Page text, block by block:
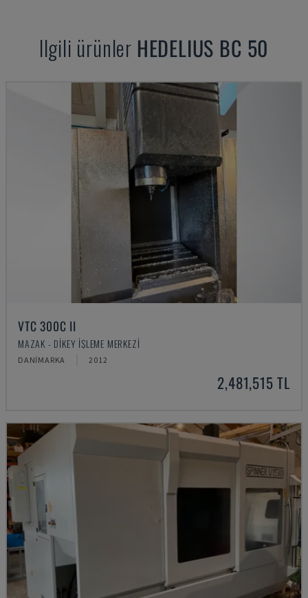
Ilgili ürünler HEDELIUS BC 50
VTC 300C II
MAZAK - DIKEY İŞLEME MERKEZI
DANIMARKA 2012
2,481,515 TL